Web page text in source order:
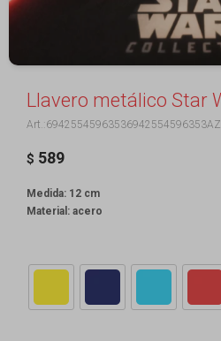
Llavero metálico Star
69425545963536942554596353AZ
$ 589
Medida: 12 cm
Material: acero